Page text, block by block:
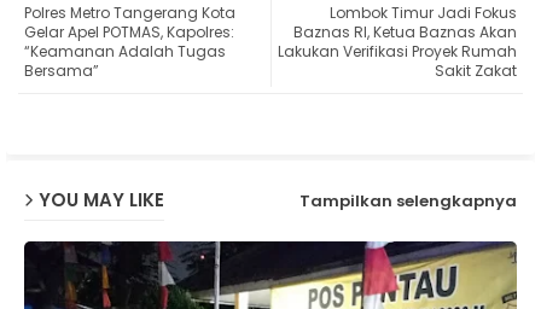
ats
Lombok Timur Jadi Fokus
Baznas RI, Ketua Baznas Akan
Lakukan Verifikasi Proyek Rumah
Sakit Zakat
Polres Metro Tangerang Kota
Gelar Apel POTMAS, Kapolres:
“Keamanan Adalah Tugas
Bersama”
YOU MAY LIKE Tampilkan selengkapnya